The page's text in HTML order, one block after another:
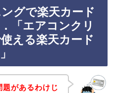
グで楽天カード
「エアコンクリ
える楽天カード
があるわけじ